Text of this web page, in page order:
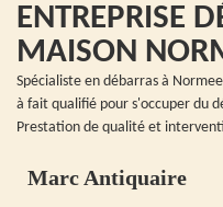
ENTREPRISE
MAISON
Spécialiste en débarras à
à fait qualifié pour s'occuper du
Prestation de qualité et
Marc Antiquaire